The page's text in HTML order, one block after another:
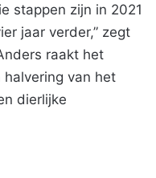
stappen zijn in 2021
jaar verder,” zegt
raakt het
van het
dierlijke